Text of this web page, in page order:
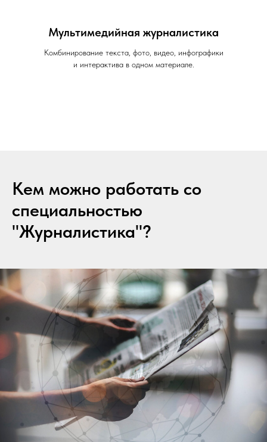
Мультимедийная журналистика
Комбинирование текста, фото, видео, инфографики
и интерактива в одном материале.
Кем можно работать со
специальностью
"Журналистика"?